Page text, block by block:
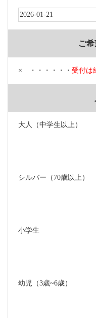
ご
× ・・・・・・ 受付は
大人（中学生以上）
シルバー（70歳以上）
小学生
幼児（3歳~6歳）